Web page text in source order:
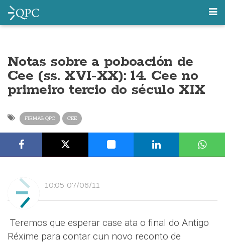
Notas sobre a poboación de
Cee (ss. XVI-XX): 14. Cee no
primeiro tercio do século XIX
FIRMAS QPC CEE
10:05 07/06/11
Teremos que esperar case ata o final do Antigo
Réxime para contar cun novo reconto de